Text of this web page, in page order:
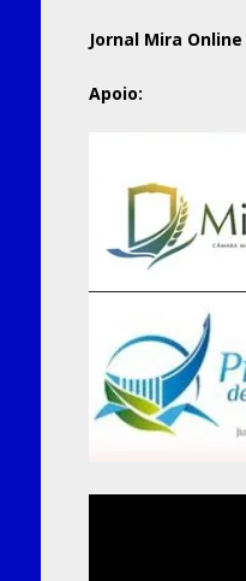
Jornal Mira Online
Apoio: